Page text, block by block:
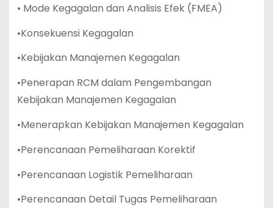
• Mode Kegagalan dan Analisis Efek (FMEA)
•Konsekuensi Kegagalan
•Kebijakan Manajemen Kegagalan
•Penerapan RCM dalam Pengembangan
Kebijakan Manajemen Kegagalan
•Menerapkan Kebijakan Manajemen Kegagalan
•Perencanaan Pemeliharaan Korektif
•Perencanaan Logistik Pemeliharaan
•Perencanaan Detail Tugas Pemeliharaan